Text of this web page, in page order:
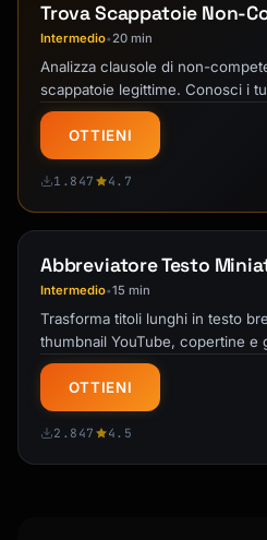
Trova Scappatoie Non-
Intermedio•20 min
Analizza clausole di non-
scappatoie legittime. Conosci i
OTTIENI
1.847 4.7
Abbreviatore Testo
Intermedio•15 min
Trasforma titoli lunghi in testo
thumbnail YouTube, copertine e
impatto in minimo spazio!
OTTIENI
2.847 4.5